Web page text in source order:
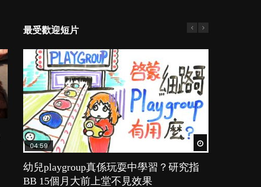
最受歡迎短片
04:59
幼兒playgroup真係玩耍中學習？研究指
BB 15個月大前上堂不見效果
03:39
幼稚園遊戲課 如何刺激幼兒自發學習取
代獎勵與懲罰？
03:02
老公患產後憂鬱症對BB的影響
POPA編輯部 15.9K
04:06
全職好？在職好？｜全職媽媽與在職媽媽
的壓力與價值
04:18
凡事以BB為中心，就係好爸媽？｜別忽
視父母的身心虛耗